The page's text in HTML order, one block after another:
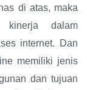
di atas, maka
dalam
internet. Dan
memiliki jenis
dan tujuan